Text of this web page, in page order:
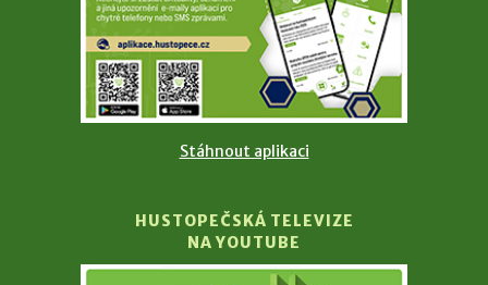
Stáhnout aplikaci
HUSTOPEČSKÁ TELEVIZE
NA YOUTUBE